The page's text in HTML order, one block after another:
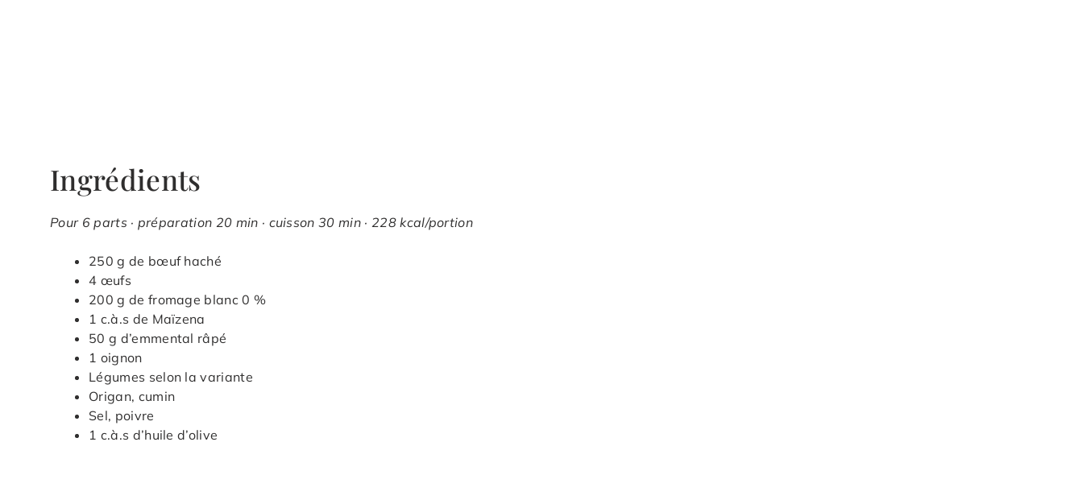
Ingrédients
Pour 6 parts · préparation 20 min · cuisson 30 min · 228 kcal/portion
250 g de bœuf haché
4 œufs
200 g de fromage blanc 0 %
1 c.à.s de Maïzena
50 g d’emmental râpé
1 oignon
Légumes selon la variante
Origan, cumin
Sel, poivre
1 c.à.s d’huile d’olive